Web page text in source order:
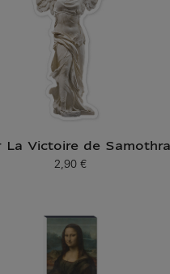
La Victoire de
Prix ​​actuel
2,90 €